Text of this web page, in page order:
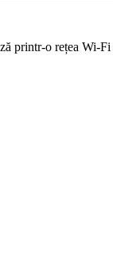
printr-o rețea